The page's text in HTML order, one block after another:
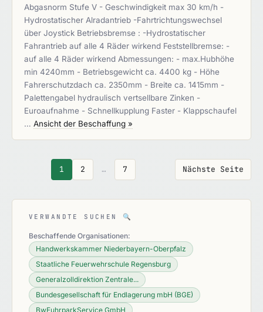
Abgasnorm Stufe V - Geschwindigkeit max 30 km/h -
Hydrostatischer Alradantrieb -Fahrtrichtungswechsel
über Joystick Betriebsbremse : -Hydrostatischer
Fahrantrieb auf alle 4 Räder wirkend Feststellbremse: -
auf alle 4 Räder wirkend Abmessungen: - max.Hubhöhe
min 4240mm - Betriebsgewicht ca. 4400 kg - Höhe
Fahrerschutzdach ca. 2350mm - Breite ca. 1415mm -
Palettengabel hydraulisch vertsellbare Zinken -
Euroaufnahme - Schnellkupplung Faster - Klappschaufel
… Ansicht der Beschaffung »
Nächste Seite
1 2 … 7
VERWANDTE SUCHEN 🔍
Beschaffende Organisationen:
Handwerkskammer Niederbayern-Oberpfalz
Staatliche Feuerwehrschule Regensburg
Generalzolldirektion Zentrale...
Bundesgesellschaft für Endlagerung mbH (BGE)
BwFuhrparkService GmbH